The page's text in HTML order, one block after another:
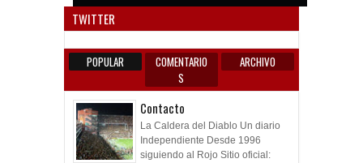
TWITTER
POPULAR
COMENTARIO
S
ARCHIVO
Contacto
La Caldera del Diablo Un diario
Independiente Desde 1996
siguiendo al Rojo Sitio oficial: